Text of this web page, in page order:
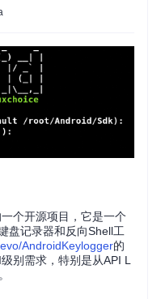
个开源项目，它是一个
盘记录器和反向Shell工
AndroidKeylogger的
别需求，特别是从API L